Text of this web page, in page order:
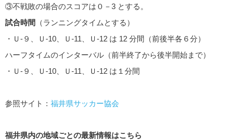
③不戦敗の場合のスコアは０－3 とする。
試合時間
（ランニングタイムとする）
・Ｕ-９、Ｕ-10、Ｕ-11、Ｕ-12 は 12 分間（前後半各６分）
ハーフタイムのインターバル（前半終了から後半開始まで）
・Ｕ-９、Ｕ-10、Ｕ-11、Ｕ-12 は１分間
参照サイト： 福井県サッカー協会
福井県内の地域ごとの最新情報はこちら